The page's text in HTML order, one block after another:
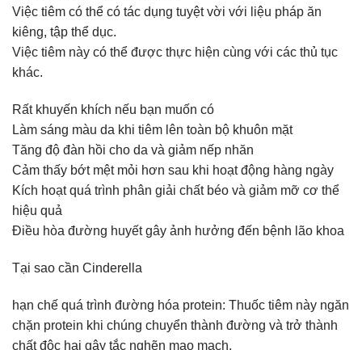
Việc tiêm có thể có tác dụng tuyệt vời với liệu pháp ăn
kiêng, tập thể dục.
Việc tiêm này có thể được thực hiện cùng với các thủ tục
khác.
Rất khuyến khích nếu bạn muốn có
Làm sáng màu da khi tiêm lên toàn bộ khuôn mặt
Tăng độ đàn hồi cho da và giảm nếp nhăn
Cảm thấy bớt mệt mỏi hơn sau khi hoạt động hàng ngày
Kích hoạt quá trình phân giải chất béo và giảm mỡ cơ thể
hiệu quả
Điều hòa đường huyết gây ảnh hưởng đến bệnh lão khoa
Tại sao cần Cinderella
hạn chế quá trình đường hóa protein: Thuốc tiêm này ngăn
chặn protein khi chúng chuyển thành đường và trở thành
chất độc hại gây tắc nghẽn mao mạch.